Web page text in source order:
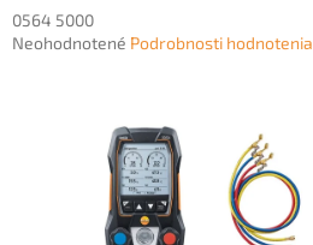
0564 5000
Priemerné
Neohodnotené Podrobnosti hodnotenia